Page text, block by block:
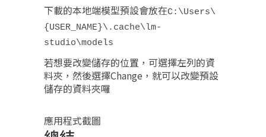
下載的本地端模型預設會放在C:\Users\
{USER_NAME}\.cache\lm-
studio\models
若想要改變儲存的位置，可選擇左列的資
料夾，然後選擇Change，就可以改變預設
儲存的資料夾囉
應用程式截圖